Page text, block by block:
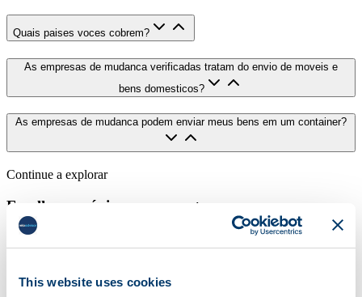
This website uses cookies
Quais paises voces cobrem?
As empresas de mudanca verificadas tratam do envio de moveis e
bens domesticos?
As empresas de mudanca podem enviar meus bens em um container?
Continue a explorar
Escolha o próximo passo certo
Se ainda precisar de pesquisa, consulte os guias ou o directório de
transportadoras. Se estiver pronto, vá directamente para o fluxo de